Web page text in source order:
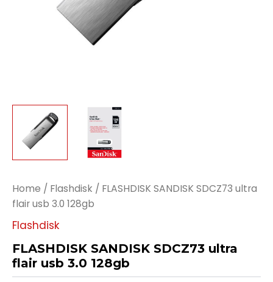
Home / Flashdisk / FLASHDISK SANDISK SDCZ73 ultra
flair usb 3.0 128gb
Flashdisk
FLASHDISK SANDISK SDCZ73 ultra
flair usb 3.0 128gb